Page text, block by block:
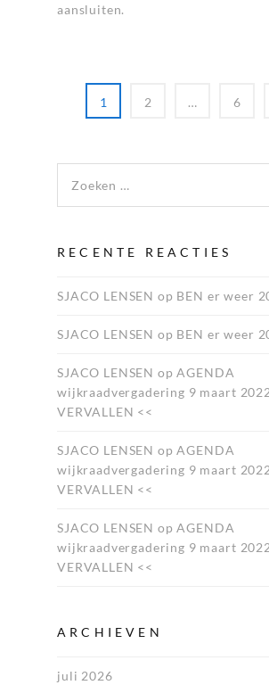
aansluiten.
1 2 … 6
RECENTE REACTIES
SJACO LENSEN op BEN er weer
SJACO LENSEN op BEN er weer
SJACO LENSEN opAGENDA
wijkraadvergadering 9 maart
VERVALLEN <<
SJACO LENSEN opAGENDA
wijkraadvergadering 9 maart
VERVALLEN <<
SJACO LENSEN opAGENDA
wijkraadvergadering 9 maart
VERVALLEN <<
ARCHIEVEN
juli 2026